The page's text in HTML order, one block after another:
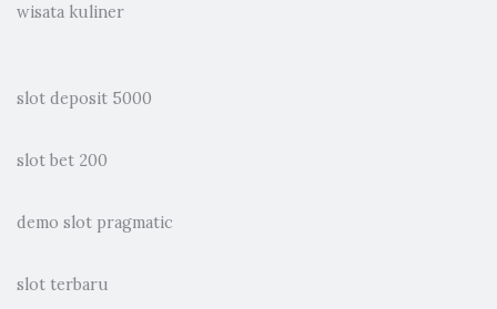
wisata kuliner
slot deposit 5000
slot bet 200
demo slot pragmatic
slot terbaru